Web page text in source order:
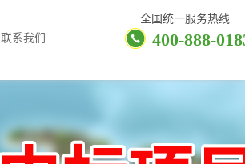
全国统一服务热线
400-888-
联系我们